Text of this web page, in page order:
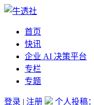
首页
快讯
企业 AI 决策平台
专栏
专题
登录 | 注册 个人投稿：